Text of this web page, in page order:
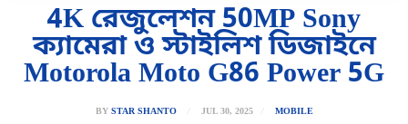
4K রেজুলেশন 50MP Sony
ক্যামেরা ও স্টাইলিশ ডিজাইনে
Motorola Moto G86 Power 5G
BY STAR SHANTO JUL 30, 2025 MOBILE